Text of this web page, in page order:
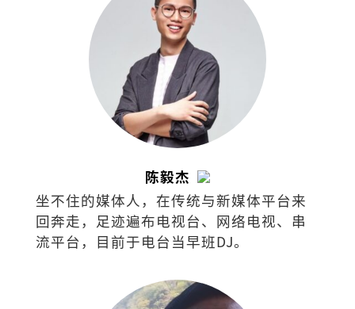
陈毅杰
坐不住的媒体人，在传统与新媒体平台来
回奔走，足迹遍布电视台、网络电视、串
流平台，目前于电台当早班DJ。